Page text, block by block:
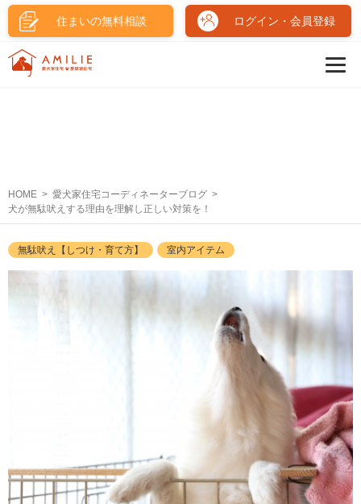
住まいの無料相談 ログイン・会員登録
HOME
愛犬家住宅コーディネーターブログ
犬が無駄吠えする理由を理解し正しい対策を！
無駄吠え【しつけ・育て方】 室内アイテム